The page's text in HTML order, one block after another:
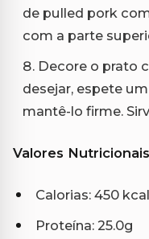
de pulled pork
com a parte
Decore o prato
desejar, espete
mantê-lo firme.
Valores
Calorias: 450 kcal
Proteína: 25.0g